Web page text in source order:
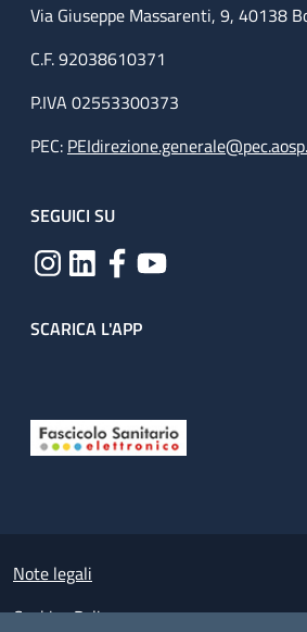
Via Giuseppe Massarenti, 9, 40138
C.F. 92038610371
P.IVA 02553300373
PEC:
SEGUICI SU
SCARICA L'APP
Small prints
Note legali
Cookies Policy